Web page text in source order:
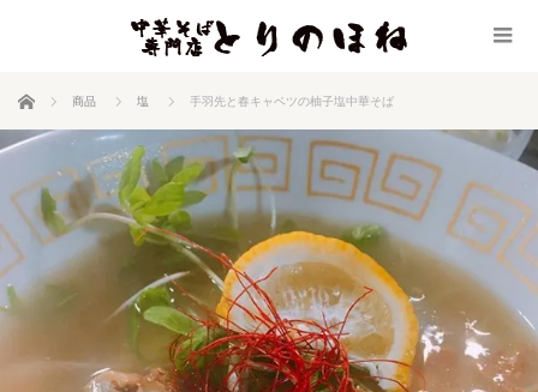
ホーム 商品 塩 手羽先と春キャベツの柚子塩中華そば